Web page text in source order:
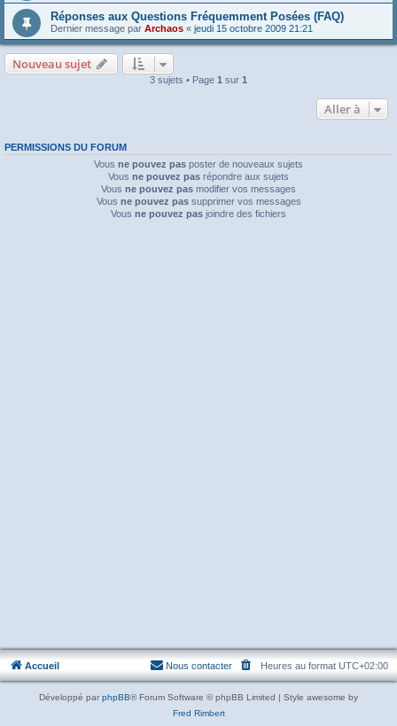
Réponses aux Questions Fréquemment Posées (FAQ)
Dernier message par Archaos « jeudi 15 octobre 2009 21:21
Nouveau sujet
3 sujets • Page 1 sur 1
Aller à
PERMISSIONS DU FORUM
Vous ne pouvez pas poster de nouveaux sujets
Vous ne pouvez pas répondre aux sujets
Vous ne pouvez pas modifier vos messages
Vous ne pouvez passupprimer vos messages
Vous ne pouvez pas joindre des fichiers
Accueil Heures au format UTC+02:00
Nous contacter
Développé par phpBB® Forum Software © phpBB Limited | Style awesome by
Fred Rimbert